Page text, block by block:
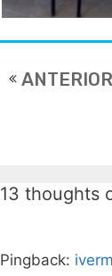
ANTERIOR
13 thoughts
Pingback: